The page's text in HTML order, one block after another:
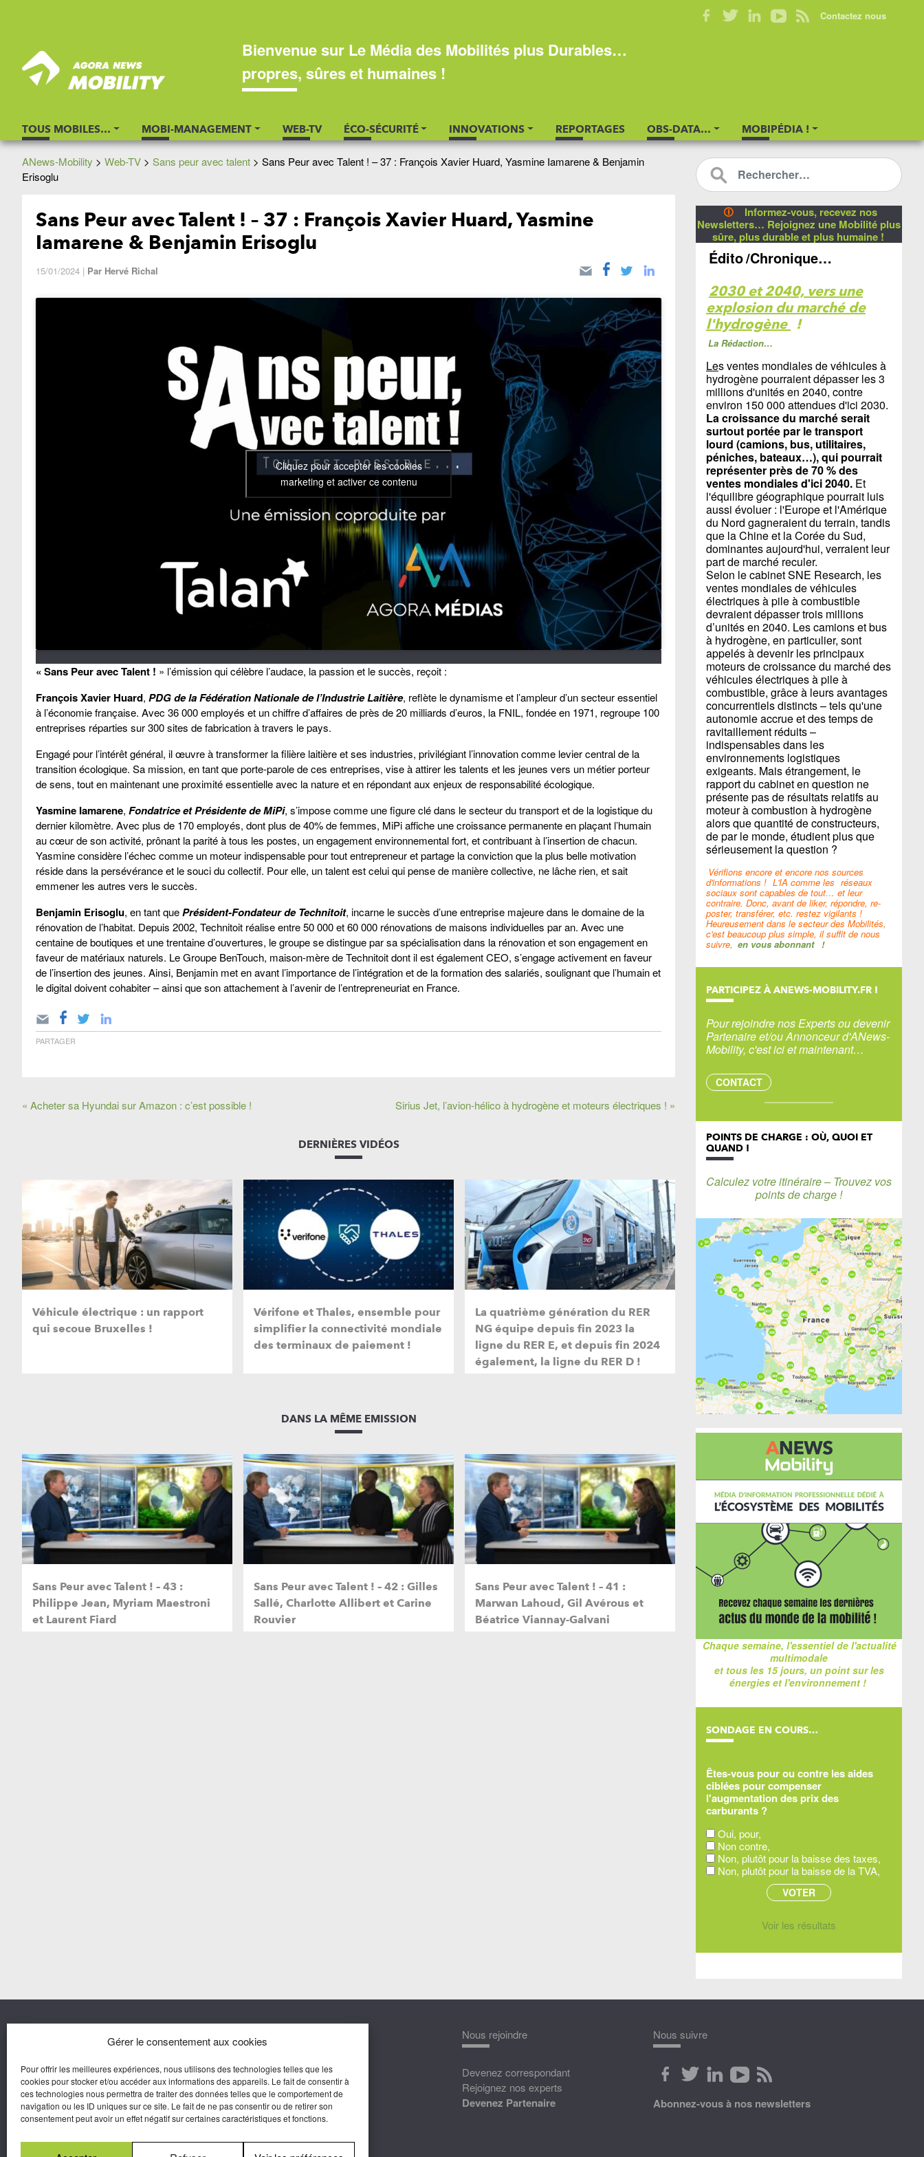
Gérer le consentement aux cookies
Pour offrir les meilleures expériences, nous utilisons des technologies telles que les
cookies pour stocker et/ou accéder aux informations des appareils. Le fait de consentir à
ces technologies nous permettra de traiter des données telles que le comportement de
navigation ou les ID uniques sur ce site. Le fait de ne pas consentir ou de retirer son
consentement peut avoir un effet négatif sur certaines caractéristiques et fonctions.
Bienvenue sur Le Média des Mobilités plus Durables…
propres, sûres et humaines !
TOUS MOBILES… MOBI-MANAGEMENT WEB-TV ÉCO-SÉCURITÉ INNOVATIONS REPORTAGES OBS-DATA… MOBIPÉDIA !
Contactez nous
ANews-Mobility > Web-TV > Sans peur avec talent > Sans Peur avec Talent ! – 37 : François Xavier Huard, Yasmine Iamarene & Benjamin
Erisoglu
Sans Peur avec Talent ! – 37 : François Xavier Huard, Yasmine
Iamarene & Benjamin Erisoglu
15/01/2024 | Par Hervé Richal
Cliquez pour accepter les cookies
marketing et activer ce contenu
« Sans Peur avec Talent ! » l’émission qui célèbre l’audace, la passion et le succès, reçoit :
François Xavier Huard, PDG de la Fédération Nationale de l’Industrie Laitière, reflète le dynamisme et l’ampleur d’un secteur essentiel
à l’économie française. Avec 36 000 employés et un chiffre d’affaires de près de 20 milliards d’euros, la FNIL, fondée en 1971, regroupe 100
entreprises réparties sur 300 sites de fabrication à travers le pays.
Engagé pour l’intérêt général, il œuvre à transformer la filière laitière et ses industries, privilégiant l’innovation comme levier central de la
transition écologique. Sa mission, en tant que porte-parole de ces entreprises, vise à attirer les talents et les jeunes vers un métier porteur
de sens, tout en maintenant une proximité essentielle avec la nature et en répondant aux enjeux de responsabilité écologique.
Yasmine Iamarene, Fondatrice et Présidente de MiPi, s’impose comme une figure clé dans le secteur du transport et de la logistique du
dernier kilomètre. Avec plus de 170 employés, dont plus de 40% de femmes, MiPi affiche une croissance permanente en plaçant l’humain
au cœur de son activité, prônant la parité à tous les postes, un engagement environnemental fort, et contribuant à l’insertion de chacun.
Yasmine considère l’échec comme un moteur indispensable pour tout entrepreneur et partage la conviction que la plus belle motivation
réside dans la persévérance et le souci du collectif. Pour elle, un talent est celui qui pense de manière collective, ne lâche rien, et sait
emmener les autres vers le succès.
Benjamin Erisoglu, en tant quePrésident-Fondateur de Technitoit, incarne le succès d’une entreprise majeure dans le domaine de la
rénovation de l’habitat. Depuis 2002, Technitoit réalise entre 50 000 et 60 000 rénovations de maisons individuelles par an. Avec une
centaine de boutiques et une trentaine d’ouvertures, le groupe se distingue par sa spécialisation dans la rénovation et son engagement en
faveur de matériaux naturels. Le Groupe BenTouch, maison-mère de Technitoit dont il est également CEO, s’engage activement en faveur
de l’insertion des jeunes. Ainsi, Benjamin met en avant l’importance de l’intégration et de la formation des salariés, soulignant que l’humain et
le digital doivent cohabiter – ainsi que son attachement à l’avenir de l’entrepreneuriat en France.
PARTAGER
« Acheter sa Hyundai sur Amazon : c’est possible ! Sirius Jet, l’avion-hélico à hydrogène et moteurs électriques ! »
DERNIÈRES VIDÉOS
Véhicule électrique : un rapport
qui secoue Bruxelles !
Vérifone et Thales, ensemble pour
simplifier la connectivité mondiale
des terminaux de paiement !
La quatrième génération du RER
NG équipe depuis fin 2023 la
ligne du RER E, et depuis fin 2024
également, la ligne du RER D !
DANS LA MÊME EMISSION
Sans Peur avec Talent ! – 43 :
Philippe Jean, Myriam Maestroni
et Laurent Fiard
Sans Peur avec Talent ! – 42 : Gilles
Sallé, Charlotte Allibert et Carine
Rouvier
Sans Peur avec Talent ! – 41 :
Marwan Lahoud, Gil Avérous et
Béatrice Viannay-Galvani
🛈
Informez-vous, recevez nos
Newsletters… Rejoignez une Mobilité plus
sûre, plus durable et plus humaine !
Édito/Chronique…
2030 et 2040, vers une
explosion du marché de
l'hydrogène !
La Rédaction…
Les ventes mondiales de véhicules à
hydrogène pourraient dépasser les 3
millions d'unités en 2040, contre
environ 150 000 attendues d'ici 2030.
La croissance du marché serait
surtout portée par le transport
lourd (camions, bus, utilitaires,
péniches, bateaux…), qui pourrait
représenter près de 70 % des
ventes mondiales d'ici 2040. Et
l'équilibre géographique pourrait luis
aussi évoluer : l'Europe et l'Amérique
du Nord gagneraient du terrain, tandis
que la Chine et la Corée du Sud,
dominantes aujourd'hui, verraient leur
part de marché reculer.
Selon le cabinet SNE Research, les
ventes mondiales de véhicules
électriques à pile à combustible
devraient dépasser trois millions
d’unités en 2040. Les camions et bus
à hydrogène, en particulier, sont
appelés à devenir les principaux
moteurs de croissance du marché des
véhicules électriques à pile à
combustible, grâce à leurs avantages
concurrentiels distincts – tels qu'une
autonomie accrue et des temps de
ravitaillement réduits –
indispensables dans les
environnements logistiques
exigeants. Mais étrangement, le
rapport du cabinet en question ne
présente pas de résultats relatifs au
moteur à combustion à hydrogène
alors que quantité de constructeurs,
de par le monde, étudient plus que
sérieusement la question ?
Vérifions encore et encore nos sources
d'informations ! L'IA comme les réseaux
sociaux sont capables de tout… et leur
contraire. Donc, avant de liker, répondre, re-
poster, transférer, etc. restez vigilants !
Heureusement dans le secteur des Mobilités,
c'est beaucoup plus simple, il suffit de nous
suivre, en vous abonnant !
PARTICIPEZ À ANEWS-MOBILITY.FR !
Pour rejoindre nos Experts ou devenir
Partenaire et/ou Annonceur d'ANews-
Mobility, c'est ici et maintenant…
CONTACT
POINTS DE CHARGE : OÙ, QUOI ET
QUAND !
Calculez votre itinéraire – Trouvez vos
points de charge !
Chaque semaine, l'essentiel de l'actualité
multimodale
et tous les 15 jours, un point sur les
énergies et l'environnement !
SONDAGE EN COURS…
Êtes-vous pour ou contre les aides
ciblées pour compenser
l'augmentation des prix des
carburants ?
Oui, pour,
Non contre,
Non, plutôt pour la baisse des taxes,
Non, plutôt pour la baisse de la TVA,
Voir les résultats
Une marque d’Agora Médias,
Éditeur de presse.
Agora Médias
Yves Guittat
Nous rejoindre
Devenez correspondant
Rejoignez nos experts
Devenez Partenaire
Nous suivre
Abonnez-vous à nos newsletters